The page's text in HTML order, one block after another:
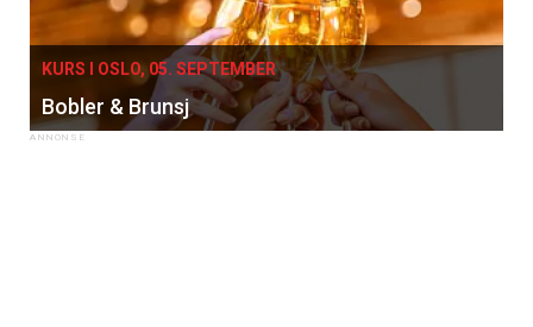
KURS I OSLO, 05. SEPTEMBER
Bobler & Brunsj